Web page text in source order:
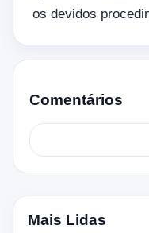
os devidos
Comentários
Mais Lidas